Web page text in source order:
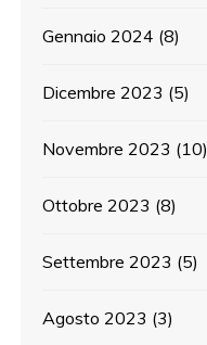
Gennaio 2024 (8)
Dicembre 2023 (5)
Novembre 2023 (10)
Ottobre 2023 (8)
Settembre 2023 (5)
Agosto 2023 (3)